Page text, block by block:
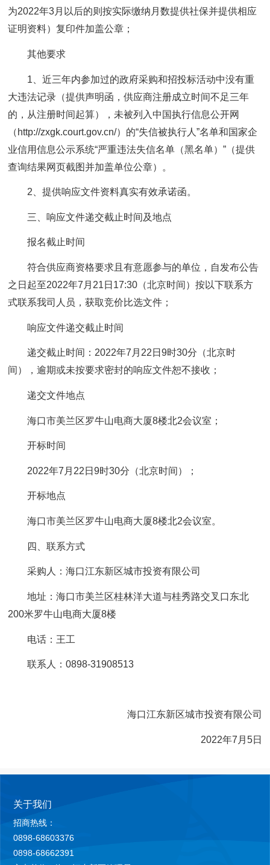
为2022年3月以后的则按实际缴纳月数提供社保并提供相应
证明资料）复印件加盖公章；
其他要求
1、近三年内参加过的政府采购和招投标活动中没有重
大违法记录（提供声明函，供应商注册成立时间不足三年
的，从注册时间起算），未被列入中国执行信息公开网
（http://zxgk.court.gov.cn/）的“失信被执行人”名单和国家企
业信用信息公示系统“严重违法失信名单（黑名单）”（提供
查询结果网页截图并加盖单位公章）。
2、提供响应文件资料真实有效承诺函。
三、响应文件递交截止时间及地点
报名截止时间
符合供应商资格要求且有意愿参与的单位，自发布公告
之日起至2022年7月21日17:30（北京时间）按以下联系方
式联系我司人员，获取竞价比选文件；
响应文件递交截止时间
递交截止时间：2022年7月22日9时30分（北京时
间），逾期或未按要求密封的响应文件恕不接收；
递交文件地点
海口市美兰区罗牛山电商大厦8楼北2会议室；
开标时间
2022年7月22日9时30分（北京时间）；
开标地点
海口市美兰区罗牛山电商大厦8楼北2会议室。
四、联系方式
采购人：海口江东新区城市投资有限公司
地址：海口市美兰区桂林洋大道与桂秀路交叉口东北
200米罗牛山电商大厦8楼
电话：王工
联系人：0898-31908513
海口江东新区城市投资有限公司
2022年7月5日
关于我们
招商热线：
0898-68603376
0898-68662391